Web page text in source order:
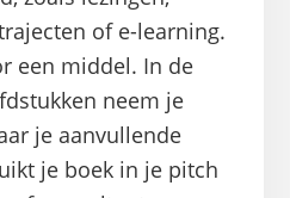
of e-learning.
een middel. In de
neem je
je aanvullende
je boek in je pitch